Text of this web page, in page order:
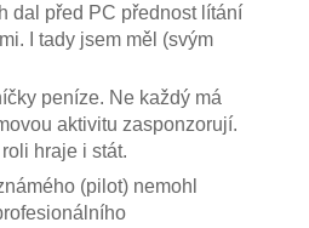
dal před PC přednost lítání
I tady jsem měl (svým
peníze. Ne každý má
aktivitu zasponzorují.
hraje i stát.
(pilot) nemohl